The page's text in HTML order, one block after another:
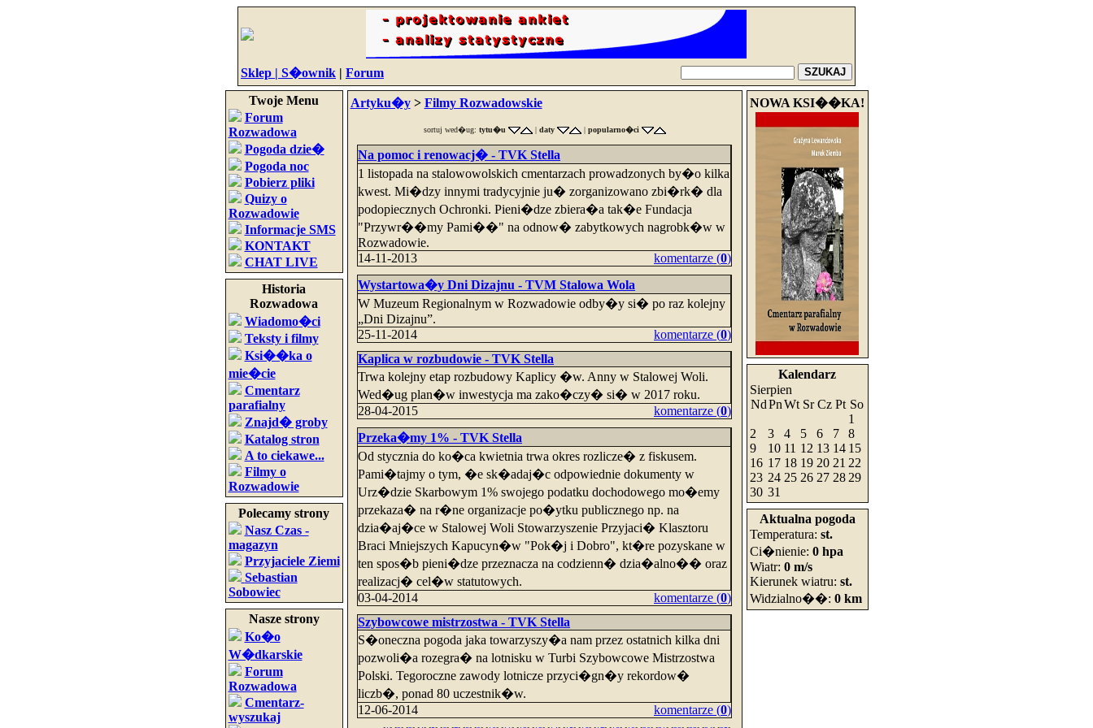
Sklep | S�ownik | Forum
Twoje Menu
Forum
Rozwadowa
Pogoda dzie�
Pogoda noc
Pobierz pliki
Quizy o
Rozwadowie
Informacje SMS
KONTAKT
CHAT LIVE
Historia
Rozwadowa
Wiadomo�ci
Teksty i filmy
Ksi��ka o
mie�cie
Cmentarz
parafialny
Znajd� groby
Katalog stron
A to ciekawe...
Filmy o
Rozwadowie
Polecamy strony
Nasz Czas -
magazyn
Przyjaciele Ziemi
Sebastian
Sobowiec
Nasze strony
Ko�o
W�dkarskie
Forum
Rozwadowa
Cmentarz-
wyszukaj
Artyku�y> Filmy Rozwadowskie
sortuj wed�ug: tytu�u | daty | popularno�ci
Na pomoc i renowacj� - TVK Stella
1 listopada na stalowowolskich cmentarzach prowadzonych by�o kilka
kwest. Mi�dzy innymi tradycyjnie ju� zorganizowano zbi�rk� dla
podopiecznych Ochronki. Pieni�dze zbiera�a tak�e Fundacja
"Przywr��my Pami��" na odnow� zabytkowych nagrobk�w w
Rozwadowie.
14-11-2013
komentarze (0)
Wystartowa�y Dni Dizajnu - TVM Stalowa Wola
W Muzeum Regionalnym w Rozwadowie odby�y si� po raz kolejny
„Dni Dizajnu”.
25-11-2014
komentarze (0)
Kaplica w rozbudowie - TVK Stella
Trwa kolejny etap rozbudowy Kaplicy �w. Anny w Stalowej Woli.
Wed�ug plan�w inwestycja ma zako�czy� si� w 2017 roku.
28-04-2015
komentarze (0)
Przeka�my 1% - TVK Stella
Od stycznia do ko�ca kwietnia trwa okres rozlicze� z fiskusem.
Pami�tajmy o tym, �e sk�adaj�c odpowiednie dokumenty w
Urz�dzie Skarbowym 1% swojego podatku dochodowego mo�emy
przekaza� na r�ne organizacje po�ytku publicznego np. na
dzia�aj�ce w Stalowej Woli Stowarzyszenie Przyjaci� Klasztoru
Braci Mniejszych Kapucyn�w "Pok�j i Dobro", kt�re pozyskane w
ten spos�b pieni�dze przeznacza na codzienn� dzia�alno�� oraz
realizacj� cel�w statutowych.
03-04-2014
komentarze (0)
Szybowcowe mistrzostwa - TVK Stella
S�oneczna pogoda jaka towarzyszy�a nam przez ostatnich kilka dni
pozwoli�a rozegra� na lotnisku w Turbi Szybowcowe Mistrzostwa
Polski. Tegoroczne zawody lotnicze przyci�gn�y rekordow�
liczb�, ponad 80 uczestnik�w.
12-06-2014
komentarze (0)
NOWA KSI��KA!
Kalendarz
Sierpien
NdPnWt Sr Cz Pt So
1
2
3 4 5 6 7
8
9
10 11 12 13 14 15
16 17 18 19 20 21 22
23 24 25 26 27 28 29
30 31
Aktualna pogoda
Temperatura: st.
Ci�nienie: 0 hpa
Wiatr: 0 m/s
Kierunek wiatru: st.
Widzialno��: 0 km